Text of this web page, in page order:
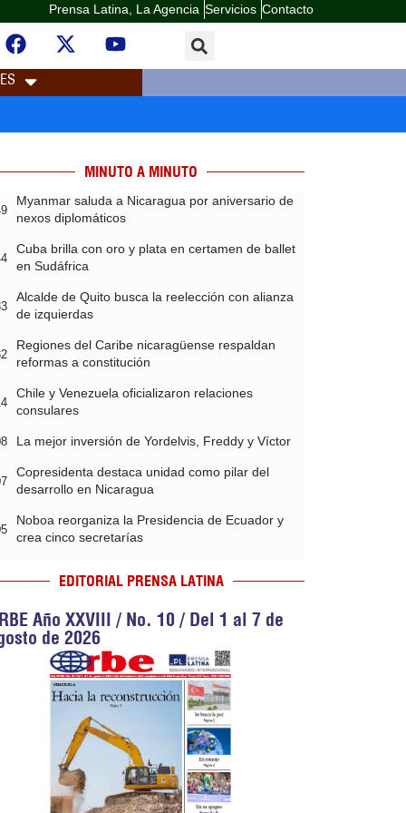
Prensa Latina, La Agencia Servicios Contacto
MINUTO A MINUTO
Myanmar saluda a Nicaragua por aniversario de
nexos diplomáticos
Cuba brilla con oro y plata en certamen de ballet
en Sudáfrica
Alcalde de Quito busca la reelección con alianza
de izquierdas
Regiones del Caribe nicaragüense respaldan
reformas a constitución
Chile y Venezuela oficializaron relaciones
consulares
La mejor inversión de Yordelvis, Freddy y Víctor
Copresidenta destaca unidad como pilar del
desarrollo en Nicaragua
Noboa reorganiza la Presidencia de Ecuador y
crea cinco secretarías
EDITORIAL PRENSA LATINA
Año XXVIII / No. 10 / Del 1 al 7 de
de 2026